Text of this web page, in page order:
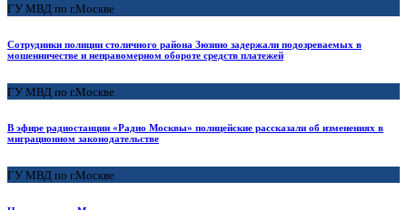
ГУ МВД по г.Москве
Сотрудники полиции столичного района Зюзино задержали подозреваемых в
мошенничестве и неправомерном обороте средств платежей
ГУ МВД по г.Москве
В эфире радиостанции «Радио Москвы» полицейские рассказали об изменениях в
миграционном законодательстве
ГУ МВД по г.Москве